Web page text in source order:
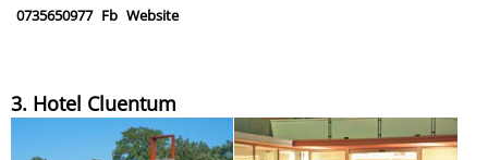
0735650977 Fb Website
3. Hotel Cluentum